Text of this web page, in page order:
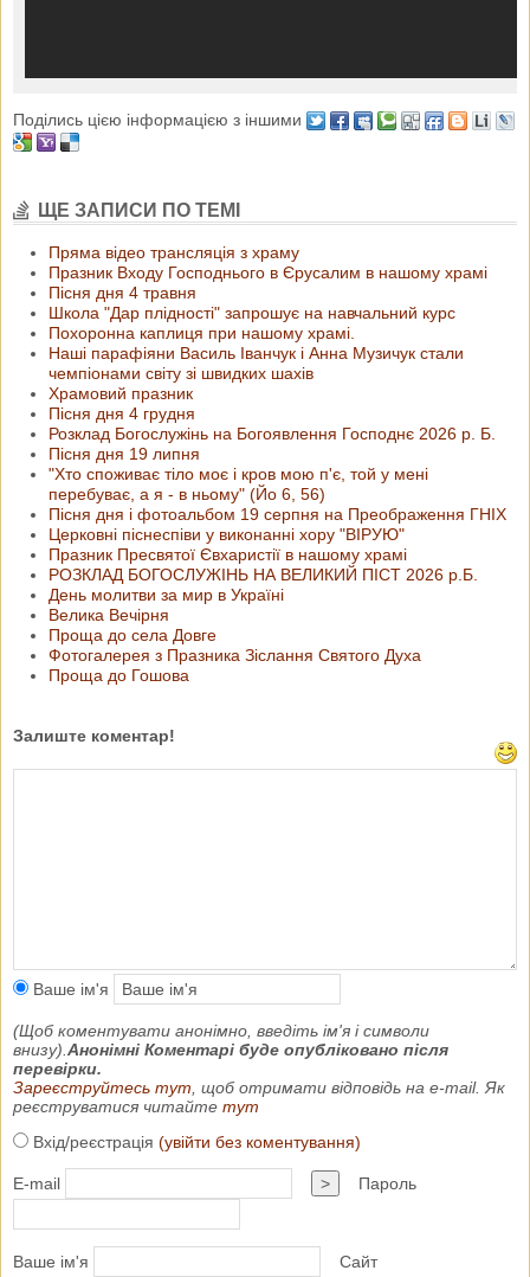
Поділись цією інформацією з іншими
ЩЕ ЗАПИСИ ПО ТЕМІ
Пряма відео трансляція з храму
Празник Входу Господнього в Єрусалим в нашому храмі
Пісня дня 4 травня
Школа "Дар плідності" запрошує на навчальний курс
Похоронна каплиця при нашому храмі.
Наші парафіяни Василь Іванчук і Анна Музичук стали
чемпіонами світу зі швидких шахів
Храмовий празник
Пісня дня 4 грудня
Розклад Богослужінь на Богоявлення Господнє 2026 р. Б.
Пісня дня 19 липня
"Хто споживає тіло моє і кров мою п'є, той у мені
перебуває, а я - в ньому" (Йо 6, 56)
Пісня дня і фотоальбом 19 серпня на Преображення ГНІХ
Церковні піснеспіви у виконанні хору "ВІРУЮ"
Празник Пресвятої Євхаристії в нашому храмі
РОЗКЛАД БОГОСЛУЖІНЬ НА ВЕЛИКИЙ ПІСТ 2026 р.Б.
День молитви за мир в Україні
Велика Вечірня
Проща до села Довге
Фотогалерея з Празника Зіслання Святого Духа
Проща до Гошова
Залиште коментар!
Ваше ім'я
(Щоб коментувати анонімно, введіть ім'я і символи
внизу). Анонімні Коментарі буде опубліковано після
перевірки.
Зареєструйтесь тут , щоб отримати відповідь на e-mail. Як
реєструватися читайте тут
Вхід/реєстрація (увійти без коментування)
E-mail > Пароль
Ваше ім'я Сайт